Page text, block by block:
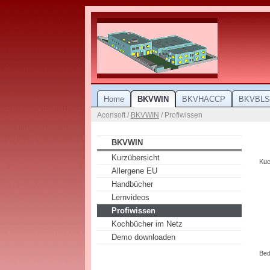
Home BKVWIN BKVHACCP BKVBLS
Aconsoft / BKVWIN / Profiwissen
BKVWIN
Kurzübersicht
Allergene EU
Handbücher
Lernvideos
Profiwissen
Kochbücher im Netz
Demo downloaden